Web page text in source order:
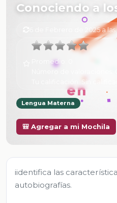
Conociendo a
6 de Febrero de 2025 a las
Promedio:
Sin calificar
Lengua Materna
🎒 Agregar a mi Mochila
iidentifica las
autobiografías.